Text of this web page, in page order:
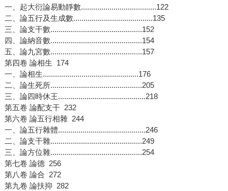
一、起大衍論易動靜數.....................................122
二、論五行及生成數.......................................135
三、論支干數.............................................152
四、論納音數.............................................154
五、論九宮數.............................................157
第四卷 論相生 174
一、論相生...............................................176
二、論生死所.............................................205
三、論四時休王...........................................218
第五卷 論配支干 232
第六卷 論五行相雜 244
一、論五行雜體...........................................246
二、論支干雜.............................................249
三、論方位雜.............................................254
第七卷 論德 256
第八卷 論合 272
第九卷 論扶抑 282